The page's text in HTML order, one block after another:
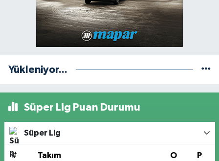
Yükleniyor...
Süper Lig Puan Durumu
Süper Lig
# Takım O P